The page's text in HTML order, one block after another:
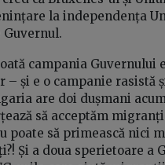
la independența
Guvernul.
campania Guvernului
și e o campanie rasistă
are doi dușmani
să acceptăm
poate să primească nici
Și a doua sperietoare a